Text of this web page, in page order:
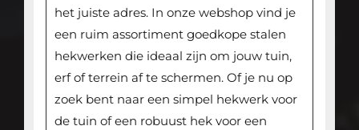
het juiste adres. In onze webshop vind je
een ruim assortiment goedkope stalen
hekwerken die ideaal zijn om jouw tuin,
erf of terrein af te schermen. Of je nu op
zoek bent naar een simpel hekwerk voor
de tuin of een robuust hek voor een